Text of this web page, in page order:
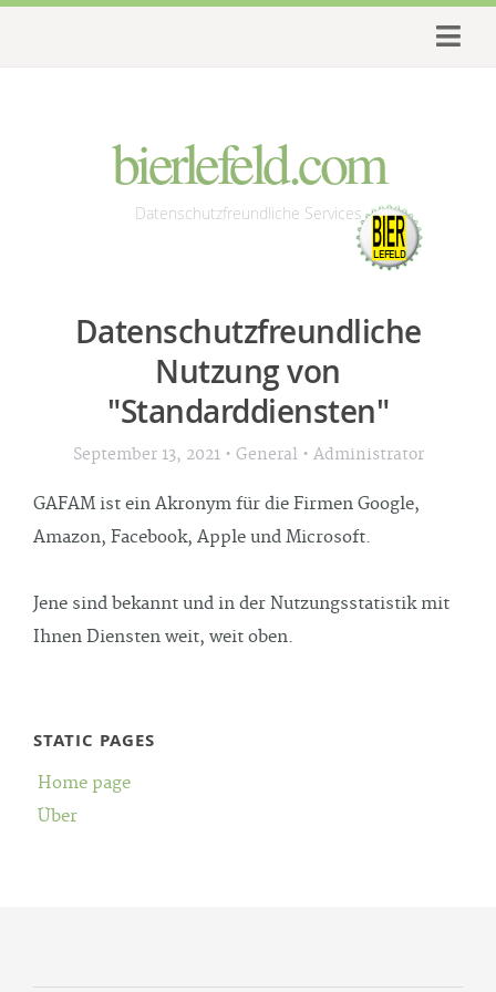
bierlefeld.com
Datenschutzfreundliche Services
Datenschutzfreundliche
Nutzung von
"Standarddiensten"
September 13, 2021 • General • Administrator
GAFAM ist ein Akronym für die Firmen Google,
Amazon, Facebook, Apple und Microsoft.
Jene sind bekannt und in der Nutzungsstatistik mit
Ihnen Diensten weit, weit oben.
STATIC PAGES
Home page
Über